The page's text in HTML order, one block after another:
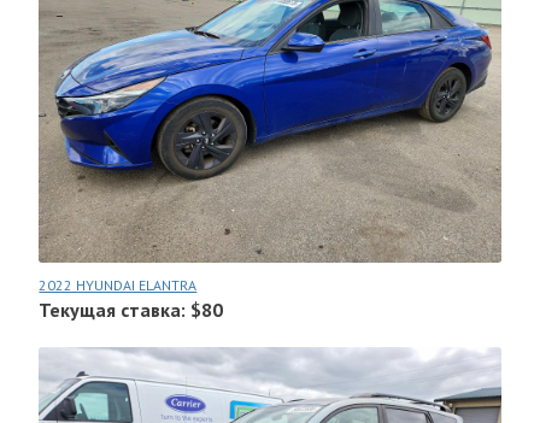
2022 HYUNDAI ELANTRA
Текущая ставка: $80